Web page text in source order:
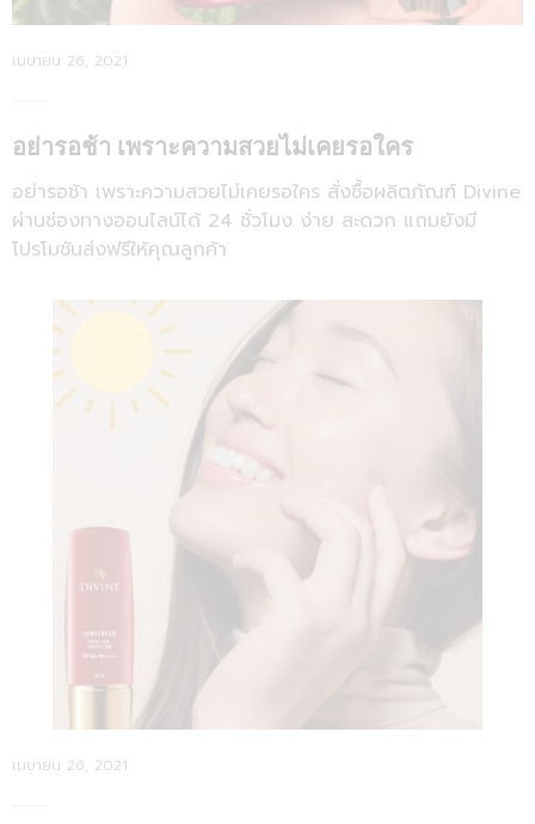
Posted
เมษายน 26, 2021
อย่ารอช้า เพราะความสวยไม่เคยรอใคร
อย่ารอช้า เพราะความสวยไม่เคยรอใคร สั่งซื้อผลิตภัณฑ์ Divine
ผ่านช่องทางออนไลน์ได้ 24 ชั่วโมง ง่าย สะดวก แถมยังมี
โปรโมชันส่งฟรีให้คุณลูกค้า
Posted
เมษายน 26, 2021